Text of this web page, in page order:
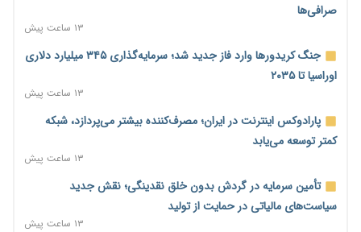
صرافی‌ها
۱۳ ساعت پیش
جنگ کریدورها وارد فاز جدید شد؛ سرمایه‌گذاری ۳۴۵ میلیارد دلاری
اوراسیا تا ۲۰۳۵
۱۳ ساعت پیش
پارادوکس اینترنت در ایران؛ مصرف‌کننده بیشتر می‌پردازد، شبکه
کمتر توسعه می‌یابد
۱۳ ساعت پیش
تأمین سرمایه در گردش بدون خلق نقدینگی؛ نقش جدید
سیاست‌های مالیاتی در حمایت از تولید
۱۳ ساعت پیش